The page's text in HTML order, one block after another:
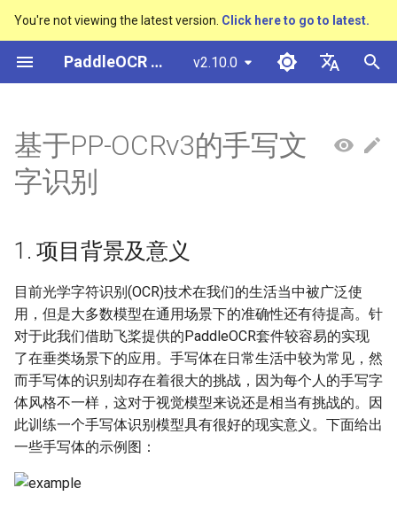
You're not viewing the latest version. Click here to go to latest.
PaddleOCR Documentation v2.10.0
English
Help translating
t
i
l
z
i
n
g
e
Quick Start 支持硬件列表
CPP Inference
Compilation Guide
Sever Deployment
Android部署
Jetson Deployment
Device-side Deployment
Quick Start
Visualization
Environment Preparation
Model
Model Training
Text Detection
Key Information Extraction
Fine-tune
Training Tricks
Model Compression
Model Prune
PP-OCRv4技术报告
Dive into OCR
Enhanced CTC Loss
Slice
Quick Start
Model Training
Layout Analysis
Key Information Extraction
Model Deploy
CPP Inference
Blog
Key Information Extraction
Text Detection Algorithms EAST
FCENet
DRRG
CT
Rosetta
SRN
NRTR
SAR
SEED
Algorithm
Text Telescope
Formulat Recognition
LaTeX-OCR
End-to-End OCR
Algorithms
Table Recognition
TableSLANet
LayoutLM
2. 项目内容
4. 安装环境
5. 数据准备
6. 模型训练
6.1 下载预训练模型
6.2 修改配置文件
液晶屏读数识别
PCB文字识别
增值税发票
通用卡证识别
合同比对
Other data annotation tools
OCR dataset
Handwritten Chinese OCR
Vertical multi-language OCR
Layout Analysis Dataset
Table recognition dataset
Key Information Extraction
Dataset
Appendix
基于PP-OCRv3的手写文
字识别
1. 项目背景及意义
目前光学字符识别(OCR)技术在我们的生活当中被广泛使
用，但是大多数模型在通用场景下的准确性还有待提高。针
对于此我们借助飞桨提供的PaddleOCR套件较容易的实现
了在垂类场景下的应用。手写体在日常生活中较为常见，然
而手写体的识别却存在着很大的挑战，因为每个人的手写字
体风格不一样，这对于视觉模型来说还是相当有挑战的。因
此训练一个手写体识别模型具有很好的现实意义。下面给出
一些手写体的示例图：